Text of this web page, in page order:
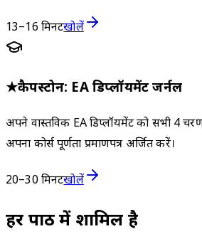
13–16 मिनटखोलें
★कैपस्टोन: EA डिप्लॉयमेंट जर्नल
अपने वास्तविक EA डिप्लॉयमेंट को सभी 4
अपना कोर्स पूर्णता प्रमाणपत्र अर्जित करें।
20–30 मिनटखोलें
हर पाठ में शामिल है